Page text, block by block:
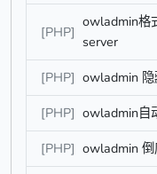
[PHP]
owladmin格
server
[PHP] owladmin 隐
[PHP] owladmin自
[PHP] owladmin 倒